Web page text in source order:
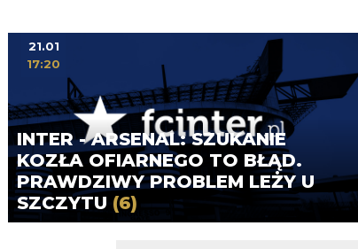
INTER - ARSENAL: SZUKANIE
KOZŁA OFIARNEGO TO BŁĄD.
PRAWDZIWY PROBLEM LEŻY U
SZCZYTU (6)
21.01
17:20